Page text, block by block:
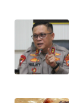
WN
KEPULAUAN
SERIBU
WN